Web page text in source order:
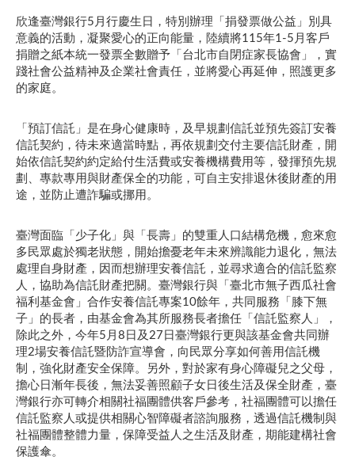
欣逢臺灣銀行5月行慶生日，特別辦理「捐發票做公益」別具
意義的活動，凝聚愛心的正向能量，陸續將115年1-5月客戶
捐贈之紙本統一發票全數贈予「台北市自閉症家長協會」，實
踐社會公益精神及企業社會責任，並將愛心再延伸，照護更多
的家庭。
「預訂信託」是在身心健康時，及早規劃信託並預先簽訂安養
信託契約，待未來適當時點，再依規劃交付主要信託財產，開
始依信託契約約定給付生活費或安養機構費用等，發揮預先規
劃、專款專用與財產保全的功能，可自主安排退休後財產的用
途，並防止遭詐騙或挪用。
臺灣面臨「少子化」與「長壽」的雙重人口結構危機，愈來愈
多民眾處於獨老狀態，開始擔憂老年未來辨識能力退化，無法
處理自身財產，因而想辦理安養信託，並尋求適合的信託監察
人，協助為信託財產把關。臺灣銀行與「臺北市無子西瓜社會
福利基金會」合作安養信託專案10餘年，共同服務「膝下無
子」的長者，由基金會為其所服務長者擔任「信託監察人」，
除此之外，今年5月8日及27日臺灣銀行更與該基金會共同辦
理2場安養信託暨防詐宣導會，向民眾分享如何善用信託機
制，強化財產安全保障。另外，對於家有身心障礙兒之父母，
擔心日漸年長後，無法妥善照顧子女日後生活及保全財產，臺
灣銀行亦可轉介相關社福團體供客戶參考，社福團體可以擔任
信託監察人或提供相關心智障礙者諮詢服務，透過信託機制與
社福團體整體力量，保障受益人之生活及財產，期能建構社會
保護傘。